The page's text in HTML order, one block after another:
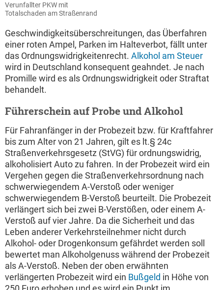
Verunfallter PKW mit
Totalschaden am Straßenrand
Geschwindigkeitsüberschreitungen, das Überfahren
einer roten Ampel, Parken im Halteverbot, fällt unter
das Ordnungswidrigkeitenrecht. Alkohol am Steuer
wird in Deutschland konsequent geahndet. Je nach
Promille wird es als Ordnungswidrigkeit oder Straftat
behandelt.
Führerschein auf Probe und Alkohol
Für Fahranfänger in der Probezeit bzw. für Kraftfahrer
bis zum Alter von 21 Jahren, gilt es lt.§ 24c
Straßenverkehrsgesetz (StVG) für ordnungswidrig,
alkoholisiert Auto zu fahren. In der Probezeit wird ein
Vergehen gegen die Straßenverkehrsordnung nach
schwerwiegendem A-Verstoß oder weniger
schwerwiegendem B-Verstoß beurteilt. Die Probezeit
verlängert sich bei zwei B-Verstößen, oder einem A-
Verstoß auf vier Jahre. Da die Sicherheit und das
Leben anderer Verkehrsteilnehmer nicht durch
Alkohol- oder Drogenkonsum gefährdet werden soll
bewertet man Alkoholgenuss während der Probezeit
als A-Verstoß. Neben der oben erwähnten
verlängerten Probezeit wird ein Bußgeld in Höhe von